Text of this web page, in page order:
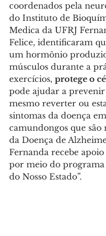
coordenados pela
do Instituto de
Medica da UFRJ
Felice, identificaram
um hormônio
músculos durante a
exercícios, protege o
pode ajudar a prevenir
mesmo reverter ou
sintomas da doença em
camundongos que são
da Doença de
Fernanda recebe
por meio do programa
do Nosso Estado”.